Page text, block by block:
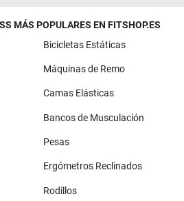
MÁS POPULARES EN FITSHOP.ES
Bicicletas Estáticas
Máquinas de Remo
Camas Elásticas
Bancos de Musculación
Pesas
Ergómetros Reclinados
Rodillos